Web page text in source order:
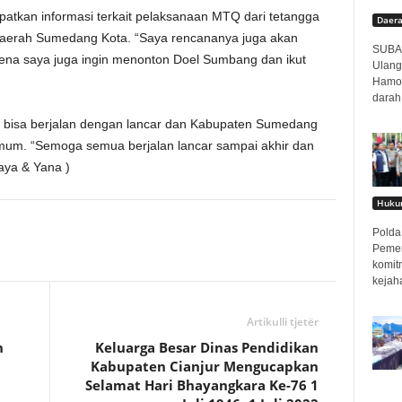
informasi terkait pelaksanaan MTQ dari tetangga
Sumedang Kota. “Saya rencananya juga akan
saya juga ingin menonton Doel Sumbang dan ikut
berjalan dengan lancar dan Kabupaten Sumedang
“Semoga semua berjalan lancar sampai akhir dan
& Yana )
Artikulli tjetër
Keluarga Besar Dinas Pendidikan
Kabupaten Cianjur Mengucapkan
Selamat Hari Bhayangkara Ke-76 1